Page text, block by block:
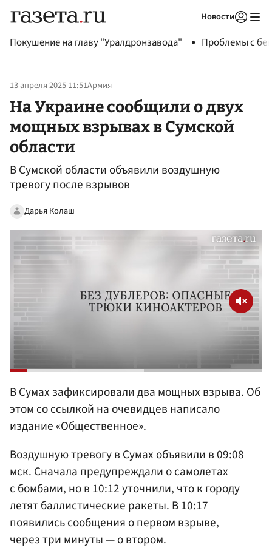
Новости
Покушение на главу "Уралдронзавода" Проблемы с
13 апреля 2025 11:51Армия
На Украине сообщили о двух
мощных взрывах в Сумской
области
В Сумской области объявили воздушную
тревогу после взрывов
Дарья Колаш
В Сумах зафиксировали два мощных взрыва. Об
этом со ссылкой на очевидцев написало
издание «Общественное».
Воздушную тревогу в Сумах объявили в 09:08
мск. Сначала предупреждали о самолетах
с бомбами, но в 10:12 уточнили, что к городу
летят баллистические ракеты. В 10:17
появились сообщения о первом взрыве,
через три минуты — о втором.